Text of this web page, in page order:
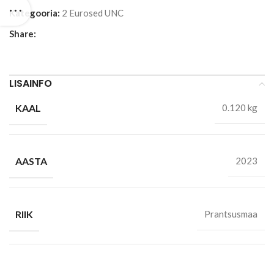
Kategooria: 2 Eurosed UNC
Share:
LISAINFO
KAAL 0.120 kg
AASTA 2023
RIIK Prantsusmaa